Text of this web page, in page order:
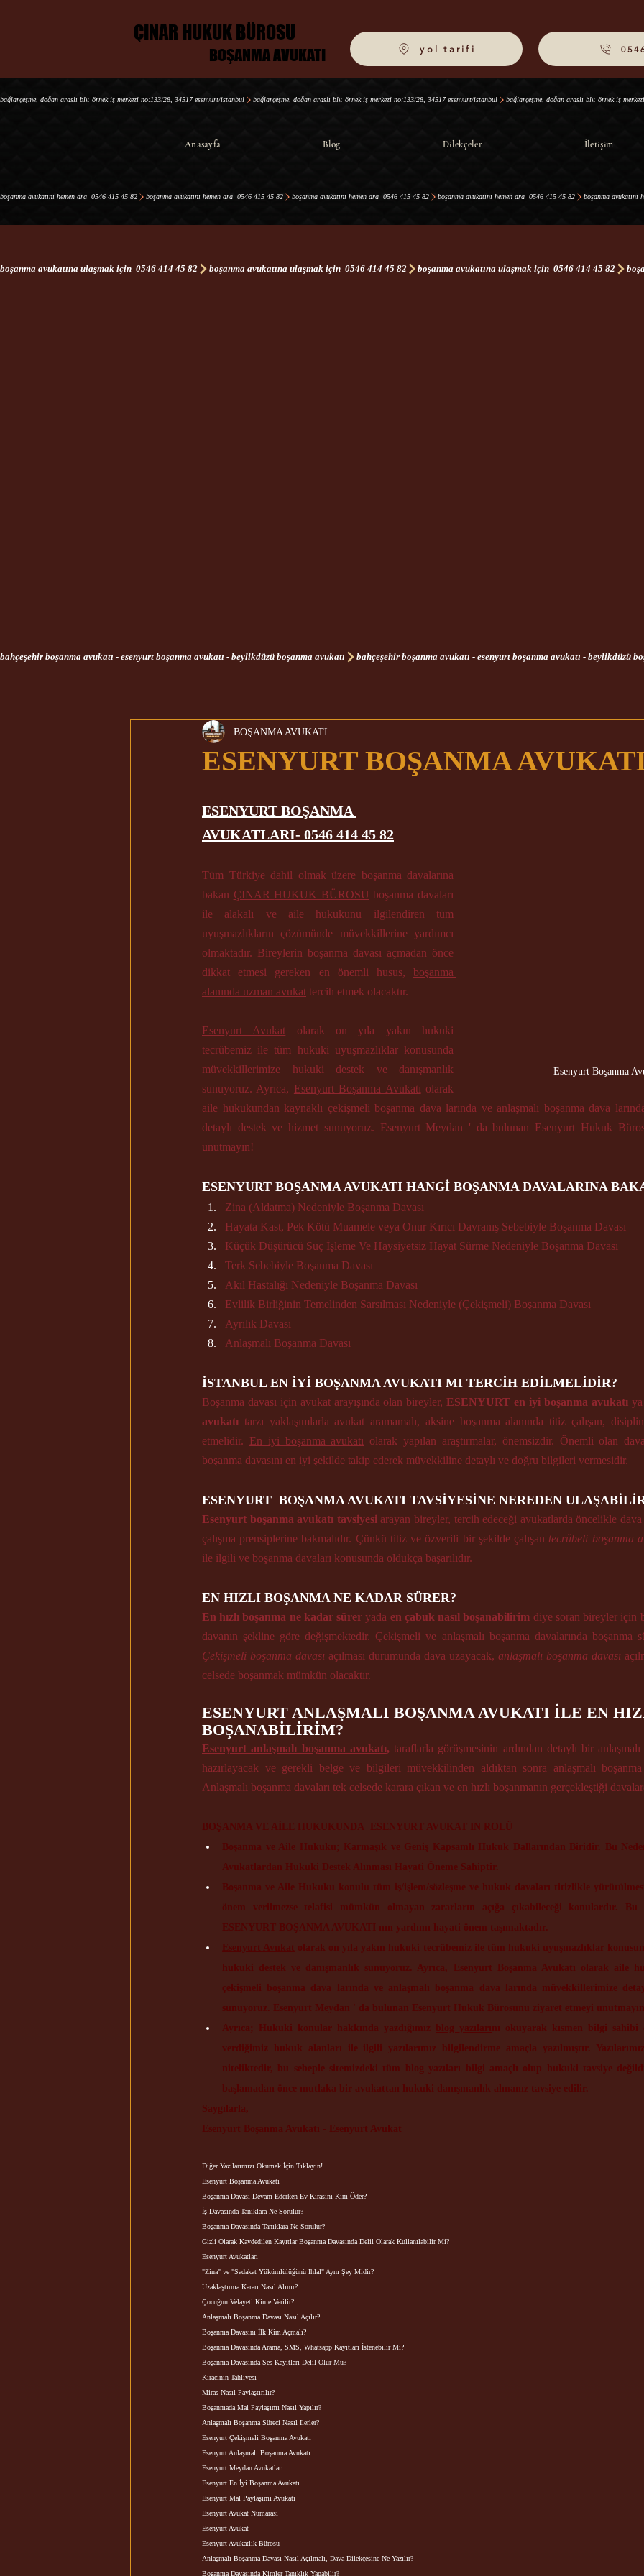
ÇINAR HUKUK BÜROSU
ÇINAR HUKUK BÜROSU
BOŞANMA AVUKATI
BOŞANMA AVUKATI yol tarifi
bağlarçeşme, doğan araslı blv. örnek i̇ş merkezi no:133/28, 34517 esenyurt/i̇stanbul
Anasayfa Blog Dilekçeler İletişim
boşanma avukatını hemen ara  0546 415 45 82
boşanma avukatına ulaşmak için  0546 414 45 82
bahçeşehir boşanma avukatı - esenyurt boşanma avukatı - beylikdüzü boşanma avukatı
ESENYURT BOŞANMA
BOŞANMA AVUKATI
Esenyurt Boşanma
ESENYURT BOŞANMA
AVUKATLARI- 0546 414 45 82
Tüm Türkiye dahil olmak üzere boşanma davalarına
bakan ÇINAR HUKUK BÜROSU boşanma davaları
ile alakalı ve aile hukukunu ilgilendiren tüm
uyuşmazlıkların çözümünde müvekkillerine yardımcı
olmaktadır. Bireylerin boşanma davası açmadan önce
dikkat etmesi gereken en önemli husus, boşanma
alanında uzman avukat tercih etmek olacaktır.
Esenyurt Avukat olarak on yıla yakın hukuki
tecrübemiz ile tüm hukuki uyuşmazlıklar konusunda
müvekkillerimize hukuki destek ve danışmanlık
sunuyoruz. Ayrıca, Esenyurt Boşanma Avukatı olarak
aile hukukundan kaynaklı çekişmeli boşanma dava larında ve anlaşmalı boşanma dava
detaylı destek ve hizmet sunuyoruz. Esenyurt Meydan ' da bulunan Esenyurt Hukuk
unutmayın!
ESENYURT BOŞANMA AVUKATI HANGİ BOŞANMA DAVALARINA
Zina (Aldatma) Nedeniyle Boşanma Davası
Hayata Kast, Pek Kötü Muamele veya Onur Kırıcı Davranış Sebebiyle Boşanma Davası
Küçük Düşürücü Suç İşleme Ve Haysiyetsiz Hayat Sürme Nedeniyle Boşanma Davası
Terk Sebebiyle Boşanma Davası
Akıl Hastalığı Nedeniyle Boşanma Davası
Evlilik Birliğinin Temelinden Sarsılması Nedeniyle (Çekişmeli) Boşanma Davası
Ayrılık Davası
Anlaşmalı Boşanma Davası
İSTANBUL EN İYİ BOŞANMA AVUKATI MI TERCİH EDİLMELİDİR?
Boşanma davası için avukat arayışında olan bireyler, ESENYURT en iyi boşanma avukatı ya
avukatı tarzı yaklaşımlarla avukat aramamalı, aksine boşanma alanında titiz çalışan,
etmelidir. En iyi boşanma avukatı olarak yapılan araştırmalar, önemsizdir. Önemli olan
boşanma davasını en iyi şekilde takip ederek müvekkiline detaylı ve doğru bilgileri vermesidir.
ESENYURT  BOŞANMA AVUKATI TAVSİYESİNE NEREDEN
Esenyurt boşanma avukatı tavsiyesi arayan bireyler, tercih edeceği avukatlarda öncelikle dava
çalışma prensiplerine bakmalıdır. Çünkü titiz ve özverili bir şekilde çalışan tecrübeli boşanma
ile ilgili ve boşanma davaları konusunda oldukça başarılıdır.
EN HIZLI BOŞANMA NE KADAR SÜRER?
En hızlı boşanma ne kadar sürer yada en çabuk nasıl boşanabilirim diye soran bireyler için
Çekişmeli boşanma davası açılması durumunda dava uzayacak, anlaşmalı boşanma davası
celsede boşanmak mümkün olacaktır.
ESENYURT ANLAŞMALI BOŞANMA AVUKATI İLE EN
BOŞANABİLİRİM?
Esenyurt anlaşmalı boşanma avukatı, taraflarla görüşmesinin ardından detaylı bir
hazırlayacak ve gerekli belge ve bilgileri müvekkilinden aldıktan sonra anlaşmalı boşanma
Anlaşmalı boşanma davaları tek celsede karara çıkan ve en hızlı boşanmanın gerçekleştiği
BOŞANMA VE AİLE HUKUKUNDA  ESENYURT AVUKAT IN ROLÜ
Boşanma ve Aile Hukuku; Karmaşık ve Geniş Kapsamlı Hukuk Dallarından Biridir. Bu
Avukatlardan Hukuki Destek Alınması Hayati Öneme Sahiptir.
Boşanma ve Aile Hukuku konulu tüm iş/işlem/sözleşme ve hukuk davaları titizlikle
önem verilmezse telafisi mümkün olmayan zararların açığa çıkabileceği konulardır.
ESENYURT BOŞANMA AVUKATI nın yardımı hayati önem taşımaktadır.
Esenyurt Avukat olarak on yıla yakın hukuki tecrübemiz ile tüm hukuki uyuşmazlıklar
hukuki destek ve danışmanlık sunuyoruz. Ayrıca,
Esenyurt Boşanma Avukatı olarak aile
çekişmeli boşanma dava larında ve anlaşmalı boşanma dava larında müvekkillerimize
sunuyoruz. Esenyurt Meydan ' da bulunan Esenyurt Hukuk Bürosunu ziyaret etmeyi
Ayrıca; Hukuki konular hakkında yazdığımız
blog yazılarını okuyarak kısmen bilgi
verdiğimiz hukuk alanları ile ilgili yazılarımız bilgilendirme amaçla yazılmıştır.
niteliktedir, bu sebeple sitemizdeki tüm blog yazıları bilgi amaçlı olup hukuki tavsiye
başlamadan önce mutlaka bir avukattan hukuki danışmanlık almanız tavsiye edilir.​​
Saygılarla,
Esenyurt Boşanma Avukatı - Esenyurt Avukat
Diğer Yazılarımızı Okumak İçin Tıklayın!
Esenyurt Boşanma Avukatı
Boşanma Davası Devam Ederken Ev Kirasını Kim Öder?
İş Davasında Tanıklara Ne Sorulur?
Boşanma Davasında Tanıklara Ne Sorulur?
Gizli Olarak Kaydedilen Kayıtlar Boşanma Davasında Delil Olarak Kullanılabilir Mi?
Esenyurt Avukatları
"Zina" ve "Sadakat Yükümlülüğünü İhlal" Aynı Şey Midir?
Uzaklaştırma Kararı Nasıl Alınır?
Çocuğun Velayeti Kime Verilir?
Anlaşmalı Boşanma Davası Nasıl Açılır?
Boşanma Davasını İlk Kim Açmalı?
Boşanma Davasında Arama, SMS, Whatsapp Kayıtları İstenebilir Mi?
Boşanma Davasında Ses Kayıtları Delil Olur Mu?
Kiracının Tahliyesi
Miras Nasıl Paylaştırılır?
Boşanmada Mal Paylaşımı Nasıl Yapılır?
Anlaşmalı Boşanma Süreci Nasıl İlerler?
Esenyurt Çekişmeli Boşanma Avukatı
Esenyurt Anlaşmalı Boşanma Avukatı
Esenyurt Meydan Avukatları
Esenyurt En İyi Boşanma Avukatı
Esenyurt Mal Paylaşımı Avukatı
Esenyurt Avukat Numarası
Esenyurt Avukat
Esenyurt Avukatlık Bürosu
Anlaşmalı Boşanma Davası Nasıl Açılmalı, Dava Dilekçesine Ne Yazılır?
Boşanma Davasında Kimler Tanıklık Yapabilir?